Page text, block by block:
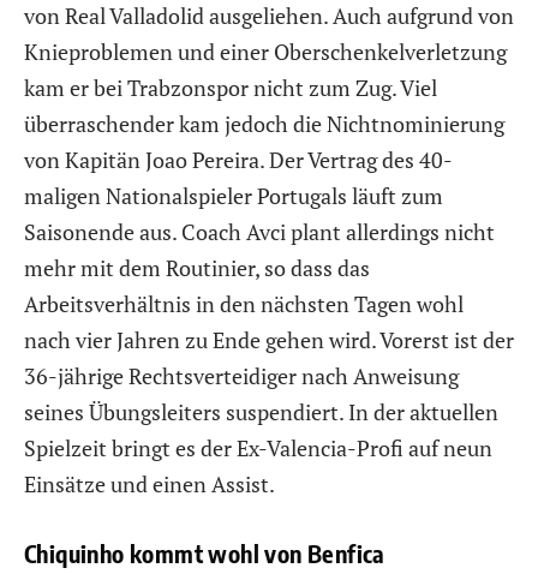
von Real Valladolid ausgeliehen. Auch aufgrund von
Knieproblemen und einer Oberschenkelverletzung
kam er bei Trabzonspor nicht zum Zug. Viel
überraschender kam jedoch die Nichtnominierung
von Kapitän Joao Pereira. Der Vertrag des 40-
maligen Nationalspieler Portugals läuft zum
Saisonende aus. Coach Avci plant allerdings nicht
mehr mit dem Routinier, so dass das
Arbeitsverhältnis in den nächsten Tagen wohl
nach vier Jahren zu Ende gehen wird. Vorerst ist der
36-jährige Rechtsverteidiger nach Anweisung
seines Übungsleiters suspendiert. In der aktuellen
Spielzeit bringt es der Ex-Valencia-Profi auf neun
Einsätze und einen Assist.
Chiquinho kommt wohl von Benfica